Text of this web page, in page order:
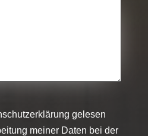
gelesen
meiner Daten bei der